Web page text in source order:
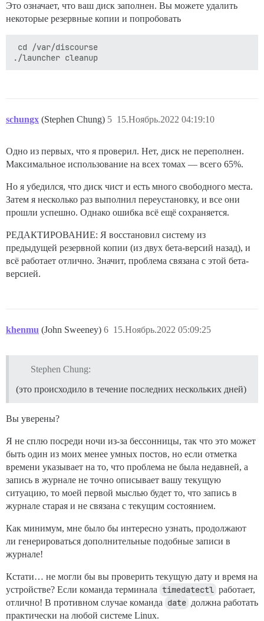
Это означает, что ваш диск заполнен. Вы можете удалить
некоторые резервные копии и попробовать
cd /var/discourse
schungx (Stephen Chung) 15.Ноябрь.2022 04:19:10
5
Одно из первых, что я проверил. Нет, диск не переполнен.
Максимальное использование на всех томах — всего 65%.
Но я убедился, что диск чист и есть много свободного места.
Затем я несколько раз выполнил переустановку, и все они
прошли успешно. Однако ошибка всё ещё сохраняется.
РЕДАКТИРОВАНИЕ: Я восстановил систему из
предыдущей резервной копии (из двух бета-версий назад), и
всё работает отлично. Значит, проблема связана с этой бета-
версией.
khenmu (John Sweeney) 15.Ноябрь.2022 05:09:25
6
Stephen Chung:
(это происходило в течение последних нескольких дней)
Вы уверены?
Я не сплю посреди ночи из-за бессонницы, так что это может
быть один из моих менее умных постов, но если отметка
времени указывает на то, что проблема не была недавней, а
запись в журнале не точно описывает вашу текущую
ситуацию, то моей первой мыслью будет то, что запись в
журнале старая и не связана с текущим состоянием.
Как минимум, мне было бы интересно узнать, продолжают
ли генерироваться дополнительные подобные записи в
журнале!
Кстати… не могли бы вы проверить текущую дату и время на
устройстве? Если команда терминала timedatectl работает,
отлично! В противном случае команда date должна работать
практически на любой системе Linux.